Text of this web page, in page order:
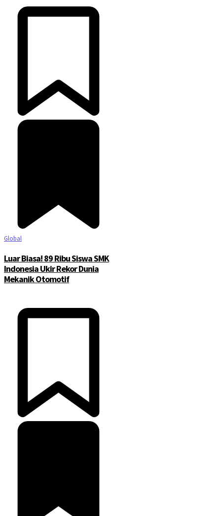
Global
Luar Biasa! 89 Ribu Siswa SMK
Indonesia Ukir Rekor Dunia
Mekanik Otomotif